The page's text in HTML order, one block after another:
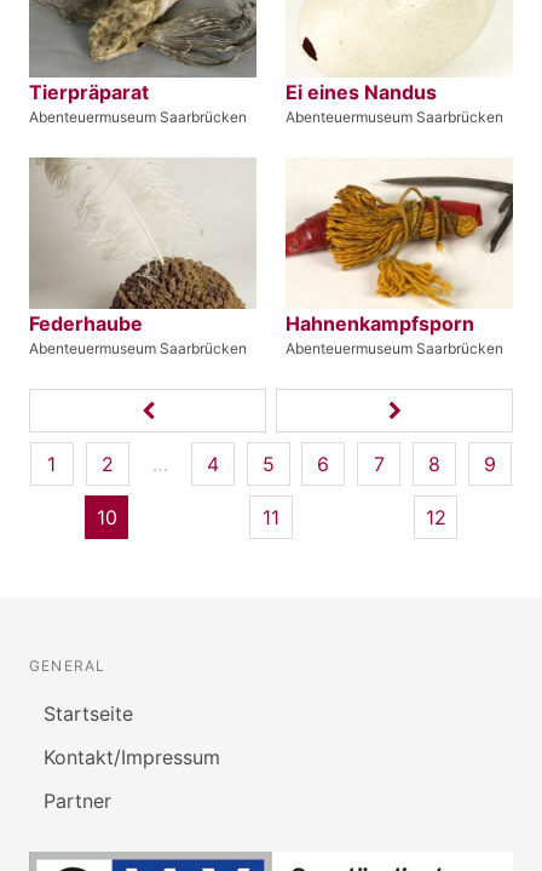
Tierpräparat
Abenteuermuseum Saarbrücken
Ei eines Nandus
Abenteuermuseum Saarbrücken
Federhaube
Abenteuermuseum Saarbrücken
Hahnenkampfsporn
Abenteuermuseum Saarbrücken
1 2 … 4 5 6 7 8 9
10 11 12
GENERAL
Startseite
Kontakt/Impressum
Partner